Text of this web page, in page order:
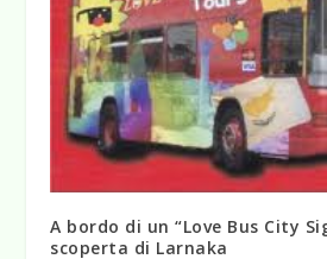
A bordo di un “Love Bus City
scoperta di Larnaka